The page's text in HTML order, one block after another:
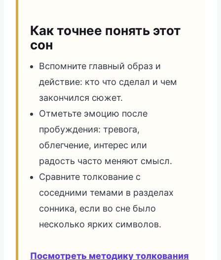
Как точнее понять этот
сон
Вспомните главный образ и
действие: кто что сделал и чем
закончился сюжет.
Отметьте эмоцию после
пробуждения: тревога,
облегчение, интерес или
радость часто меняют смысл.
Сравните толкование с
соседними темами в разделах
сонника, если во сне было
несколько ярких символов.
Посмотреть методику толкования